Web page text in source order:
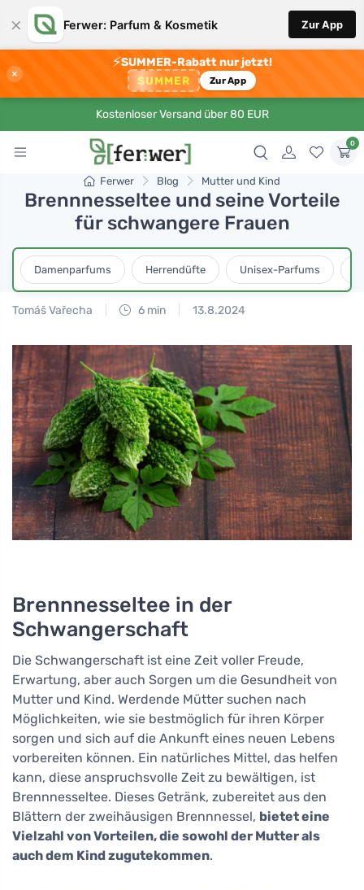
× Ferwer: Parfum & Kosmetik Zur App
×
⚡SUMMER-Rabatt nur jetzt!
SUMMER Zur App
Kostenloser Versand über 80 EUR
0
Ferwer Blog Mutter und Kind
Brennnesseltee und seine Vorteile
für schwangere Frauen
Damenparfums Herrendüfte Unisex-Parfums
Tomáš Vařecha 6 min 13.8.2024
Brennnesseltee in der
Schwangerschaft
Die Schwangerschaft ist eine Zeit voller Freude,
Erwartung, aber auch Sorgen um die Gesundheit von
Mutter und Kind. Werdende Mütter suchen nach
Möglichkeiten, wie sie bestmöglich für ihren Körper
sorgen und sich auf die Ankunft eines neuen Lebens
vorbereiten können. Ein natürliches Mittel, das helfen
kann, diese anspruchsvolle Zeit zu bewältigen, ist
Brennnesseltee. Dieses Getränk, zubereitet aus den
Blättern der zweihäusigen Brennnessel, bietet eine
Vielzahl von Vorteilen, die sowohl der Mutter als
auch dem Kind zugutekommen.